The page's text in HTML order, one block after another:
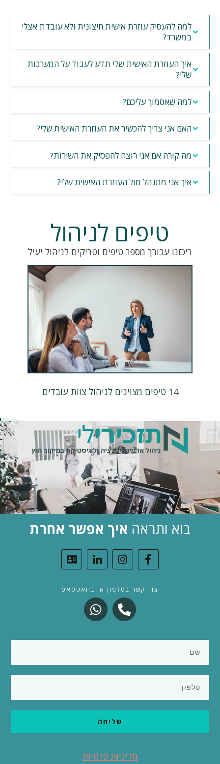
למה להעסיק עוזרת אישית חיצונית ולא עובדת אצלי
במשרד?
איך העוזרת האישית שלי תדע לעבוד על המערכות
שלי?
למה שאסמוך עליכם?
האם אני צריך להכשיר את העוזרת האישית שלי?
מה קורה אם אני רוצה להפסיק את השירות?
איך אני מתנהל מול העוזרת האישית שלי?
טיפים לניהול
ריכזנו עבורך מספר טיפים וטריקים לניהול יעיל
14 טיפים מצוינים לניהול צוות עובדים
בוא ותראהאיך אפשר אחרת
צור קשר בטלפון או בוואטסאפ
שליחה
מדיניות פרטיות